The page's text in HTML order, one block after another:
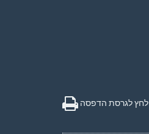
לחץ לגרסת הדפסה